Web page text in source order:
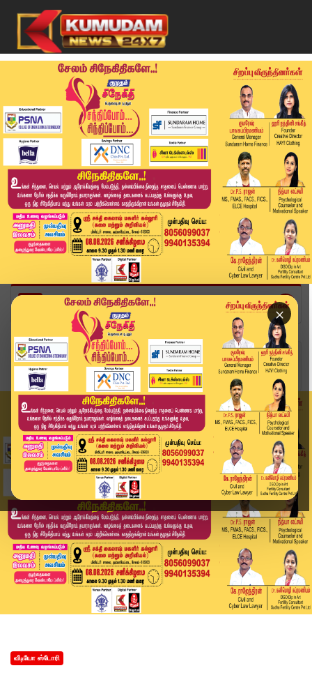
×
Home
வீடியோ ஸ்டோரி
குபு குபுவென தீப்பிடித்து பற்றி எரிந்த கார்..! ...
வீடியோ ஸ்டோரி